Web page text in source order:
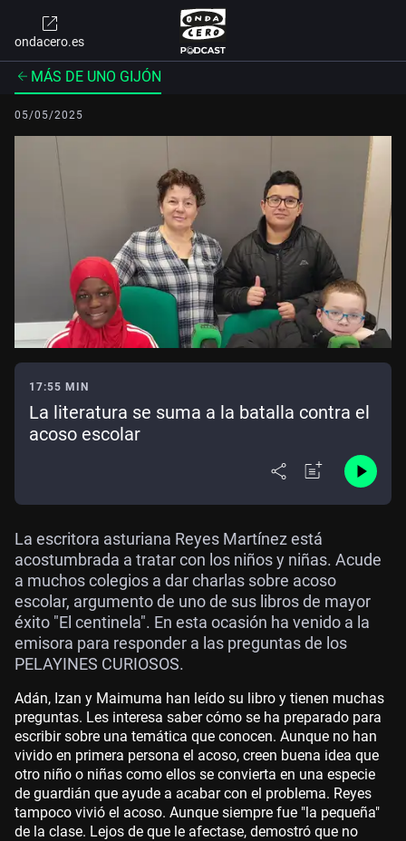
ondacero.es
MÁS DE UNO GIJÓN
05/05/2025
17:55 MIN
La literatura se suma a la batalla contra el
acoso escolar
La escritora asturiana Reyes Martínez está
acostumbrada a tratar con los niños y niñas. Acude
a muchos colegios a dar charlas sobre acoso
escolar, argumento de uno de sus libros de mayor
éxito "El centinela". En esta ocasión ha venido a la
emisora para responder a las preguntas de los
PELAYINES CURIOSOS.
Adán, Izan y Maimuma han leído su libro y tienen muchas
preguntas. Les interesa saber cómo se ha preparado para
escribir sobre una temática que conocen. Aunque no han
vivido en primera persona el acoso, creen buena idea que
otro niño o niñas como ellos se convierta en una especie
de guardián que ayude a acabar con el problema. Reyes
tampoco vivió el acoso. Aunque siempre fue "la pequeña"
de la clase. Lejos de que le afectase, demostró que no